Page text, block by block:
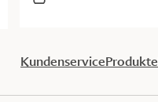
KundenserviceProdukte